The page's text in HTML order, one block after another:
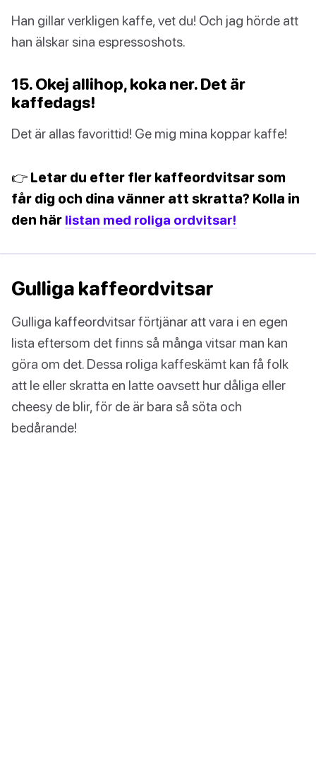
Han gillar verkligen kaffe, vet du! Och jag hörde att
han älskar sina espressoshots.
15. Okej allihop, koka ner. Det är
kaffedags!
Det är allas favorittid! Ge mig mina koppar kaffe!
👉 Letar du efter fler kaffeordvitsar som
får dig och dina vänner att skratta? Kolla in
den här listan med roliga ordvitsar!
Gulliga kaffeordvitsar
Gulliga kaffeordvitsar förtjänar att vara i en egen
lista eftersom det finns så många vitsar man kan
göra om det. Dessa roliga kaffeskämt kan få folk
att le eller skratta en latte oavsett hur dåliga eller
cheesy de blir, för de är bara så söta och
bedårande!